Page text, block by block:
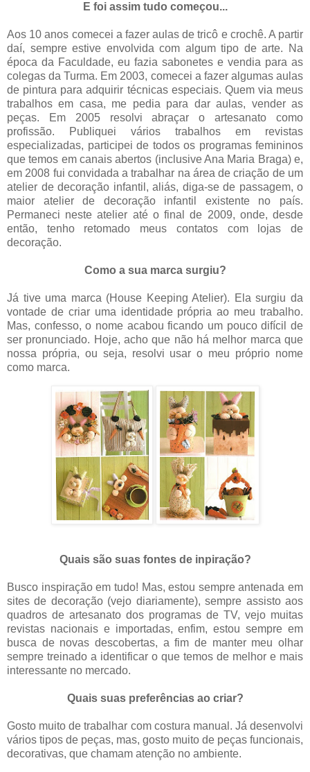
E foi assim tudo começou...
Aos 10 anos comecei a fazer aulas de tricô e crochê. A partir
daí, sempre estive envolvida com algum tipo de arte. Na
época da Faculdade, eu fazia sabonetes e vendia para as
colegas da Turma. Em 2003, comecei a fazer algumas aulas
de pintura para adquirir técnicas especiais. Quem via meus
trabalhos em casa, me pedia para dar aulas, vender as
peças. Em 2005 resolvi abraçar o artesanato como
profissão. Publiquei vários trabalhos em revistas
especializadas, participei de todos os programas femininos
que temos em canais abertos (inclusive Ana Maria Braga) e,
em 2008 fui convidada a trabalhar na área de criação de um
atelier de decoração infantil, aliás, diga-se de passagem, o
maior atelier de decoração infantil existente no país.
Permaneci neste atelier até o final de 2009, onde, desde
então, tenho retomado meus contatos com lojas de
decoração.
Como a sua marca surgiu?
Já tive uma marca (House Keeping Atelier). Ela surgiu da
vontade de criar uma identidade própria ao meu trabalho.
Mas, confesso, o nome acabou ficando um pouco difícil de
ser pronunciado. Hoje, acho que não há melhor marca que
nossa própria, ou seja, resolvi usar o meu próprio nome
como marca.
Quais são suas fontes de inpiração?
Busco inspiração em tudo! Mas, estou sempre antenada em
sites de decoração (vejo diariamente), sempre assisto aos
quadros de artesanato dos programas de TV, vejo muitas
revistas nacionais e importadas, enfim, estou sempre em
busca de novas descobertas, a fim de manter meu olhar
sempre treinado a identificar o que temos de melhor e mais
interessante no mercado.
Quais suas preferências ao criar?
Gosto muito de trabalhar com costura manual. Já desenvolvi
vários tipos de peças, mas, gosto muito de peças funcionais,
decorativas, que chamam atenção no ambiente.